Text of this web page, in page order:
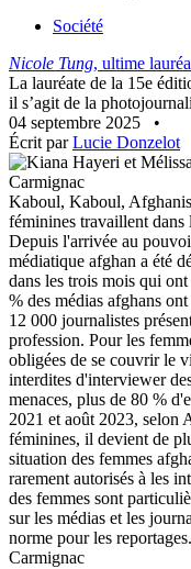
Société
Nicole Tung, ultime
La lauréate de la 15e
il s’agit de la
04 septembre 2025
•
Écrit parLucie Donzelot
Kaboul, Kaboul,
féminines travaillent dans
Depuis l'arrivée au
médiatique afghan a été
dans les trois mois qui
% des médias afghans
12 000 journalistes
profession. Pour les
obligées de se couvrir le
interdites d'interviewer
menaces, plus de 80 %
2021 et août 2023, selon
féminines, il devient de
situation des femmes
rarement autorisés à les
des femmes sont
sur les médias et les
norme pour les
Carmignac